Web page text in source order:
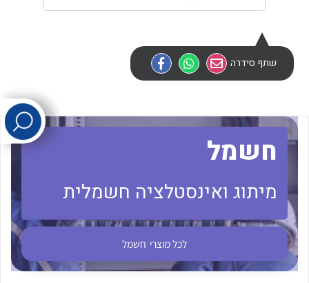
לכל מוצרי היצרן
שתף סידרה
חשמל
מיתוג ואינסטלציה חשמלית
לכל מוצרי חשמל